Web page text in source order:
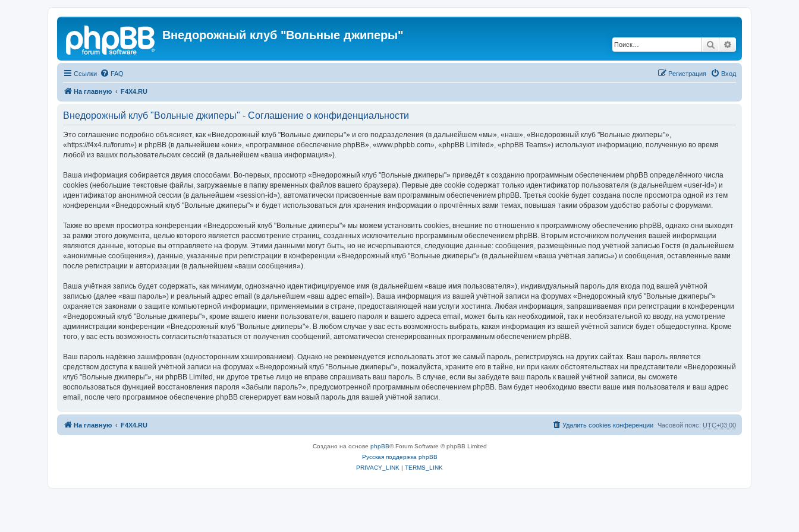
Внедорожный клуб "Вольные джиперы"
Поиск
Ссылки FAQ Вход
Регистрация
На главную F4X4.RU
Внедорожный клуб "Вольные джиперы" - Соглашение о конфиденциальности
Это соглашение подробно объясняет, как «Внедорожный клуб "Вольные джиперы"» и его подразделения (в дальнейшем «мы», «наш», «Внедорожный клуб "Вольные джиперы"»,
«https://f4x4.ru/forum») и phpBB (в дальнейшем «они», «программное обеспечение phpBB», «www.phpbb.com», «phpBB Limited», «phpBB Teams») используют информацию, полученную во время
любой из ваших пользовательских сессий (в дальнейшем «ваша информация»).
Ваша информация собирается двумя способами. Во-первых, просмотр «Внедорожный клуб "Вольные джиперы"» приведёт к созданию программным обеспечением phpBB определённого числа
cookies (небольшие текстовые файлы, загружаемые в папку временных файлов вашего браузера). Первые две cookie содержат только идентификатор пользователя (в дальнейшем «user-id») и
идентификатор анонимной сессии (в дальнейшем «session-id»), автоматически присвоенные вам программным обеспечением phpBB. Третья cookie будет создана после просмотра одной из тем
конференции «Внедорожный клуб "Вольные джиперы"» и будет использоваться для хранения информации о прочтённых вами темах, повышая таким образом удобство работы с форумами.
Также во время просмотра конференции «Внедорожный клуб "Вольные джиперы"» мы можем установить cookies, внешние по отношению к программному обеспечению phpBB, однако они выходят
за рамки этого документа, целью которого является рассмотрение страниц, созданных исключительно программным обеспечением phpBB. Вторым источником получения вашей информации
являются данные, которые вы отправляете на форум. Этими данными могут быть, но не исчерпываются, следующие данные: сообщения, размещённые под учётной записью Гостя (в дальнейшем
«анонимные сообщения»), данные, указанные при регистрации в конференции «Внедорожный клуб "Вольные джиперы"» (в дальнейшем «ваша учётная запись») и сообщения, оставленные вами
после регистрации и авторизации (в дальнейшем «ваши сообщения»).
Ваша учётная запись будет содержать, как минимум, однозначно идентифицируемое имя (в дальнейшем «ваше имя пользователя»), индивидуальный пароль для входа под вашей учётной
записью (далее «ваш пароль») и реальный адрес email (в дальнейшем «ваш адрес email»). Ваша информация из вашей учётной записи на форумах «Внедорожный клуб "Вольные джиперы"»
охраняется законами о защите компьютерной информации, применяемыми в стране, предоставляющей нам услуги хостинга. Любая информация, запрашиваемая при регистрации в конференции
«Внедорожный клуб "Вольные джиперы"», кроме вашего имени пользователя, вашего пароля и вашего адреса email, может быть как необходимой, так и необязательной ко вводу, на усмотрение
администрации конференции «Внедорожный клуб "Вольные джиперы"». В любом случае у вас есть возможность выбрать, какая информация из вашей учётной записи будет общедоступна. Кроме
того, у вас есть возможность согласиться/отказаться от получения сообщений, автоматически сгенерированных программным обеспечением phpBB.
Ваш пароль надёжно зашифрован (односторонним хэшированием). Однако не рекомендуется использовать этот же самый пароль, регистрируясь на других сайтах. Ваш пароль является
средством доступа к вашей учётной записи на форумах «Внедорожный клуб "Вольные джиперы"», пожалуйста, храните его в тайне, ни при каких обстоятельствах ни представители «Внедорожный
клуб "Вольные джиперы"», ни phpBB Limited, ни другое третье лицо не вправе спрашивать ваш пароль. В случае, если вы забудете ваш пароль к вашей учётной записи, вы сможете
воспользоваться функцией восстановления пароля «Забыли пароль?», предусмотренной программным обеспечением phpBB. Вам будет необходимо ввести ваше имя пользователя и ваш адрес
email, после чего программное обеспечение phpBB сгенерирует вам новый пароль для вашей учётной записи.
На главную F4X4.RU Часовой пояс: UTC+03:00
Удалить cookies конференции
Создано на основе phpBB® Forum Software © phpBB Limited
Русская поддержка phpBB
PRIVACY_LINK | TERMS_LINK